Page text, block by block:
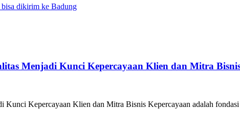
bisa dikirim ke Badung
Menjadi Kunci Kepercayaan Klien dan Mitra
Kepercayaan Klien dan Mitra Bisnis Kepercayaan adalah fondasi